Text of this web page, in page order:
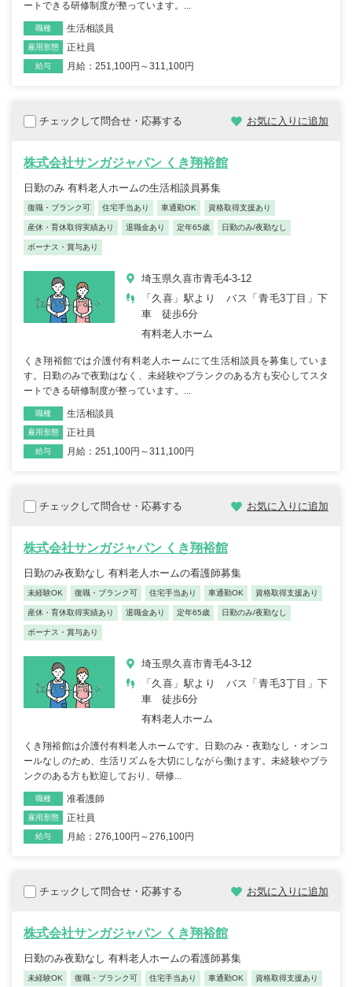
ートできる研修制度が整っています。...
職種 生活相談員
雇用形態 正社員
給与 月給：251,100円～311,100円
チェックして問合せ・応募する お気に入りに追加
株式会社サンガジャパン くき翔裕館
日勤のみ 有料老人ホームの生活相談員募集
復職・ブランク可 住宅手当あり 車通勤OK 資格取得支援あり
産休・育休取得実績あり 退職金あり 定年65歳 日勤のみ/夜勤なし
ボーナス・賞与あり
埼玉県久喜市青毛4-3-12
「久喜」駅より バス「青毛3丁目」下
車 徒歩6分
有料老人ホーム
くき翔裕館では介護付有料老人ホームにて生活相談員を募集していま
す。日勤のみで夜勤はなく、未経験やブランクのある方も安心してスタ
ートできる研修制度が整っています。...
職種 生活相談員
雇用形態 正社員
給与 月給：251,100円～311,100円
チェックして問合せ・応募する お気に入りに追加
株式会社サンガジャパン くき翔裕館
日勤のみ夜勤なし 有料老人ホームの看護師募集
未経験OK 復職・ブランク可 住宅手当あり 車通勤OK 資格取得支援あり
産休・育休取得実績あり 退職金あり 定年65歳 日勤のみ/夜勤なし
ボーナス・賞与あり
埼玉県久喜市青毛4-3-12
「久喜」駅より バス「青毛3丁目」下
車 徒歩6分
有料老人ホーム
くき翔裕館は介護付有料老人ホームです。日勤のみ・夜勤なし・オンコ
ールなしのため、生活リズムを大切にしながら働けます。未経験やブラ
ンクのある方も歓迎しており、研修...
職種 准看護師
雇用形態 正社員
給与 月給：276,100円～276,100円
チェックして問合せ・応募する お気に入りに追加
株式会社サンガジャパン くき翔裕館
日勤のみ夜勤なし 有料老人ホームの看護師募集
未経験OK 復職・ブランク可 住宅手当あり 車通勤OK 資格取得支援あり